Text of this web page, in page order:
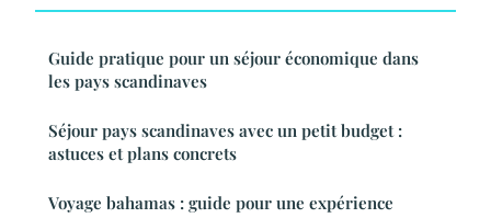
Guide pratique pour un séjour économique dans
les pays scandinaves
Séjour pays scandinaves avec un petit budget :
astuces et plans concrets
Voyage bahamas : guide pour une expérience